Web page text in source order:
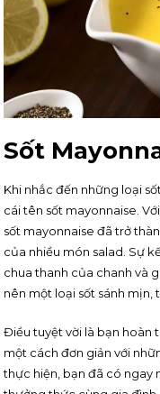
Sốt
Khi nhắc đến những loại
cái tên sốt mayonnaise.
sốt mayonnaise đã trở
của nhiều món salad. Sự
chua thanh của chanh và
nên một loại sốt sánh
Điều tuyệt vời là bạn hoàn
một cách đơn giản với
thực hiện, bạn đã có ngay